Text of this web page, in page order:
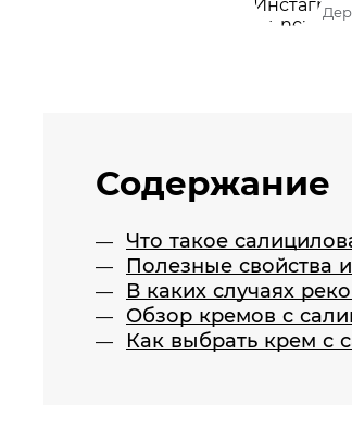
Содержание
Что такое
Полезные свойства
В каких случаях
Обзор кремов с
Как выбрать крем с